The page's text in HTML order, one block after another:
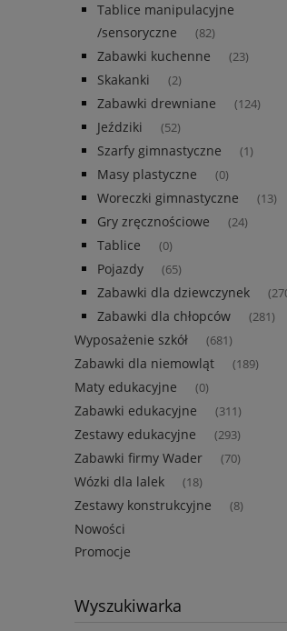
Tablice manipulacyjne
/sensoryczne
(82)
Zabawki kuchenne (23)
Skakanki (2)
Zabawki drewniane (124)
Jeździki (52)
Szarfy gimnastyczne (1)
Masy plastyczne (0)
Woreczki gimnastyczne (13)
Gry zręcznościowe (24)
Tablice (0)
Pojazdy (65)
Zabawki dla dziewczynek
Zabawki dla chłopców (281)
Wyposażenie szkół (681)
Zabawki dla niemowląt (189)
Maty edukacyjne (0)
Zabawki edukacyjne (311)
Zestawy edukacyjne (293)
Zabawki firmy Wader (70)
Wózki dla lalek (18)
Zestawy konstrukcyjne (8)
Nowości
Promocje
Wyszukiwarka